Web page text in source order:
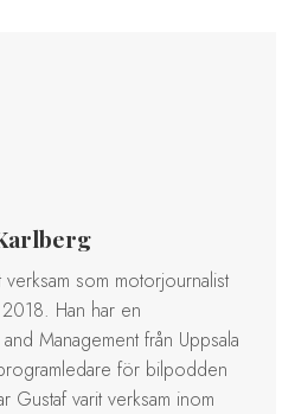
verksam som motorjournalist
Han har en
Management från Uppsala
för bilpodden
Gustaf varit verksam inom